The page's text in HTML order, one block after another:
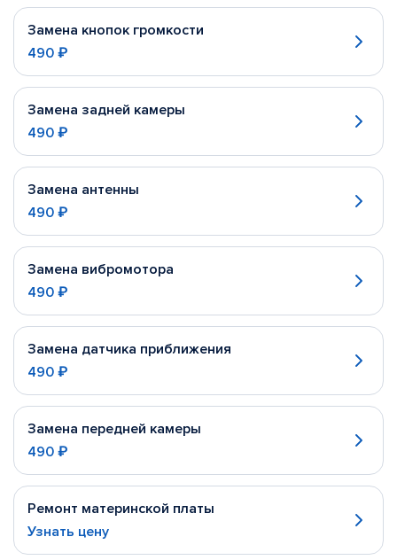
Замена кнопок громкости
490 ₽
Замена задней камеры
490 ₽
Замена антенны
490 ₽
Замена вибромотора
490 ₽
Замена датчика приближения
490 ₽
Замена передней камеры
490 ₽
Ремонт материнской платы
Узнать цену